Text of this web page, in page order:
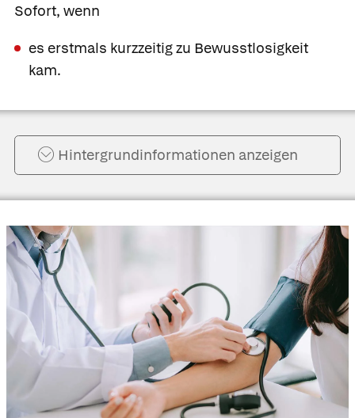
Sofort, wenn
es erstmals kurzzeitig zu Bewusstlosigkeit
kam.
Hintergrund­informationen anzeigen